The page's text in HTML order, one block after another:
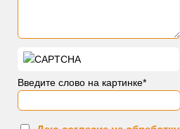
Введите слово на картинке*